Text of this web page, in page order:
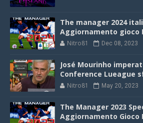
The manager 2024
Aggiornamento gioco
Nitro81 Dec 08, 2023
José Mourinho
Conference Lueague
Nitro81 May 20, 2023
The Manager 2023
Aggiornamento Gioco